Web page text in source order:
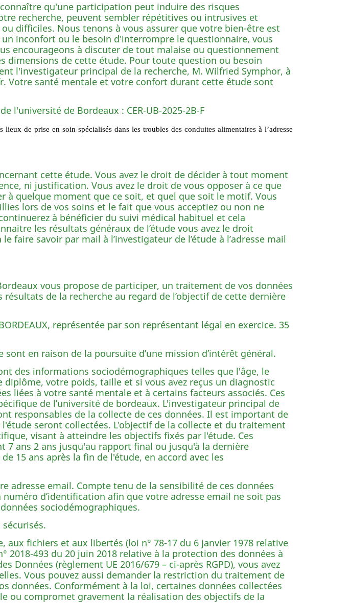
qu'une participation peut induire des risques
recherche, peuvent sembler répétitives ou intrusives et
difficiles. Nous tenons à vous assurer que votre bien-être est
inconfort ou le besoin d'interrompre le questionnaire, vous
encourageons à discuter de tout malaise ou questionnement
dimensions de cette étude. Pour toute question ou besoin
l'investigateur principal de la recherche, M. Wilfried Symphor, à
Votre santé mentale et votre confort durant cette étude sont
l'université de Bordeaux : CER-UB-2025-2B-F
lieux de prise en soin spécialisés dans les troubles des conduites alimentaires à l’adresse
cette étude. Vous avez le droit de décider à tout moment
ni justification. Vous avez le droit de vous opposer à ce que
à quelque moment que ce soit, et quel que soit le motif. Vous
lors de vos soins et le fait que vous acceptiez ou non ne
à bénéficier du suivi médical habituel et cela
les résultats généraux de l’étude vous avez le droit
savoir par mail à l’investigateur de l’étude à l’adresse mail
vous propose de participer, un traitement de vos données
de la recherche au regard de l’objectif de cette dernière
représentée par son représentant légal en exercice. 35
en raison de la poursuite d’une mission d’intérêt général.
des informations sociodémographiques telles que l'âge, le
votre poids, taille et si vous avez reçus un diagnostic
liées à votre santé mentale et à certains facteurs associés. Ces
de l’université de bordeaux. L'investigateur principal de
responsables de la collecte de ces données. Il est important de
seront collectées. L'objectif de la collecte et du traitement
visant à atteindre les objectifs fixés par l'étude. Ces
7 ans 2 ans jusqu'au rapport final ou jusqu'à la dernière
15 ans après la fin de l'étude, en accord avec les
adresse email. Compte tenu de la sensibilité de ces données
d’identification afin que votre adresse email ne soit pas
sociodémographiques.
fichiers et aux libertés (loi n° 78-17 du 6 janvier 1978 relative
493 du 20 juin 2018 relative à la protection des données à
Données (règlement UE 2016/679 – ci-après RGPD), vous avez
Vous pouvez aussi demander la restriction du traitement de
données. Conformément à la loi, certaines données collectées
ou compromet gravement la réalisation des objectifs de la